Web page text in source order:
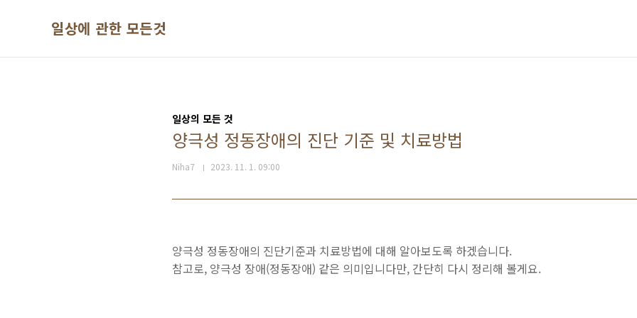
일상에 관한 모든것
일상의 모든 것
양극성 정동장애의 진단 기준 및 치료방법
Niha7 2023. 11. 1. 09:00
양극성 정동장애의 진단기준과 치료방법에 대해 알아보도록 하겠습니다.
참고로, 양극성 장애(정동장애) 같은 의미입니다만, 간단히 다시 정리해 볼게요.